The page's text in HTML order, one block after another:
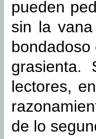
pueden
sin la
lectores,
de lo